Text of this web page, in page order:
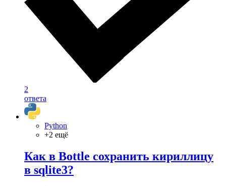
2
ответа
Python
+2 ещё
Как в Bottle сохранить кириллицу
в sqlite3?